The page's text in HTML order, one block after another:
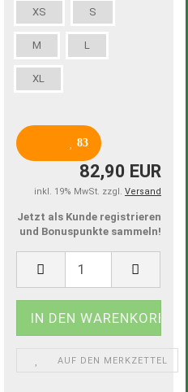
XS S
M L
XL
83
82,90 EUR
inkl. 19% MwSt. zzgl. Versand
Jetzt als Kunde registrieren
und Bonuspunkte sammeln!
AUF DEN MERKZETTEL